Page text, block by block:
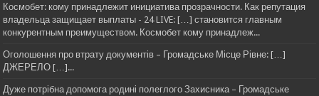
Космобет: кому принадлежит инициатива прозрачности. Как репутация
владельца защищает выплаты - 24 LIVE: […] становится главным
конкурентным преимуществом. Космобет кому принадлеж...
Оголошення про втрату документів – Громадське Місце Рівне: […]
ДЖЕРЕЛО […]...
Дуже потрібна допомога родині полеглого Захисника – Громадське